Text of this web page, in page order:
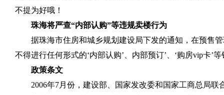
不提为好哦！
珠海将严查“内部认购”等违规卖楼行为
据珠海市住房和城乡规划建设局下发的通知，在预售
不得进行任何形式的‘内部认购’、内部预订’、‘购房vip卡’
政策条文
2006年7月份，建设部、国家发改委和国家工商总局